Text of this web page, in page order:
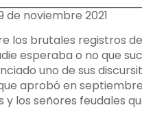
de noviembre 2021
los brutales registros
esperaba o no que
uno de sus
aprobó en
los señores feudales